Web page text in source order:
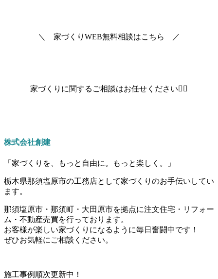
＼ 家づくりWEB無料相談はこちら ／
家づくりに関するご相談はお任せください💁‍♀️
株式会社創建
「家づくりを、もっと自由に。もっと楽しく。」
栃木県那須塩原市の工務店として家づくりのお手伝いしてい
ます。
那須塩原市・那須町・大田原市を拠点に注文住宅・リフォー
ム・不動産売買を行っております。
お客様が楽しい家づくりになるように毎日奮闘中です！
ぜひお気軽にご相談ください。
施工事例順次更新中！